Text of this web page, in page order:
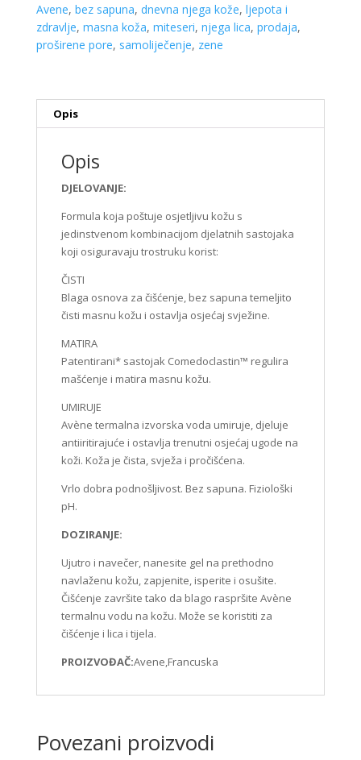
Avene, bez sapuna, dnevna njega kože, ljepota i
zdravlje, masna koža, miteseri, njega lica, prodaja,
proširene pore, samoliječenje, zene
Opis
Opis
DJELOVANJE:
Formula koja poštuje osjetljivu kožu s
jedinstvenom kombinacijom djelatnih sastojaka
koji osiguravaju trostruku korist:
ČISTI
Blaga osnova za čišćenje, bez sapuna temeljito
čisti masnu kožu i ostavlja osjećaj svježine.
MATIRA
Patentirani* sastojak Comedoclastin™ regulira
mašćenje i matira masnu kožu.
UMIRUJE
Avène termalna izvorska voda umiruje, djeluje
antiiritirajuće i ostavlja trenutni osjećaj ugode na
koži. Koža je čista, svježa i pročišćena.
Vrlo dobra podnošljivost. Bez sapuna. Fiziološki
pH.
DOZIRANJE:
Ujutro i navečer, nanesite gel na prethodno
navlaženu kožu, zapjenite, isperite i osušite.
Čišćenje završite tako da blago raspršite Avène
termalnu vodu na kožu. Može se koristiti za
čišćenje i lica i tijela.
PROIZVOĐAČ:Avene,Francuska
Povezani proizvodi